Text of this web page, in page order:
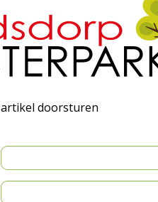
artikel doorsturen